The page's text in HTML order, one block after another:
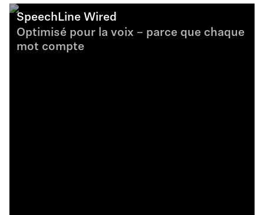
SpeechLine Wired
Optimisé pour la voix – parce que chaque
mot compte